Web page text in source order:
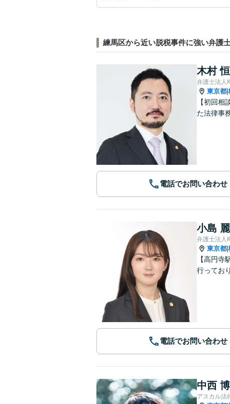
練馬区から近い脱税事件に強い弁護
木村
弁護士法人
東京都
【初回
た法律事
電話でお問い合わせ
小島
弁護士法人
東京都
【高円
行ってお
電話でお問い合わせ
中西
アスカル法